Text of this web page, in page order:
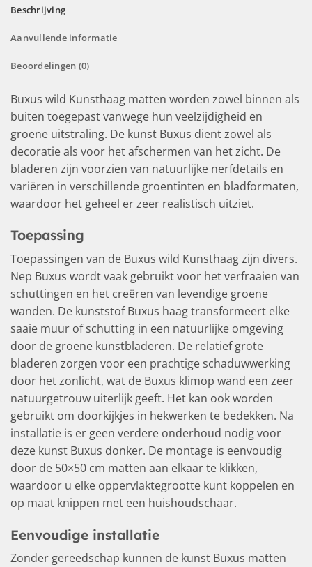
Beschrijving
Aanvullende informatie
Beoordelingen (0)
Buxus wild Kunsthaag matten worden zowel binnen als
buiten toegepast vanwege hun veelzijdigheid en
groene uitstraling. De kunst Buxus dient zowel als
decoratie als voor het afschermen van het zicht. De
bladeren zijn voorzien van natuurlijke nerfdetails en
variëren in verschillende groentinten en bladformaten,
waardoor het geheel er zeer realistisch uitziet.
Toepassing
Toepassingen van de Buxus wild Kunsthaag zijn divers.
Nep Buxus wordt vaak gebruikt voor het verfraaien van
schuttingen en het creëren van levendige groene
wanden. De kunststof Buxus haag transformeert elke
saaie muur of schutting in een natuurlijke omgeving
door de groene kunstbladeren. De relatief grote
bladeren zorgen voor een prachtige schaduwwerking
door het zonlicht, wat de Buxus klimop wand een zeer
natuurgetrouw uiterlijk geeft. Het kan ook worden
gebruikt om doorkijkjes in hekwerken te bedekken. Na
installatie is er geen verdere onderhoud nodig voor
deze kunst Buxus donker. De montage is eenvoudig
door de 50×50 cm matten aan elkaar te klikken,
waardoor u elke oppervlaktegrootte kunt koppelen en
op maat knippen met een huishoudschaar.
Eenvoudige installatie
Zonder gereedschap kunnen de kunst Buxus matten